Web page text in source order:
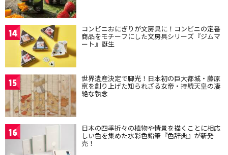
14 コンビニおにぎりが文房具に！コンビニの定番
商品をモチーフにした文房具シリーズ『ジムマ
ート』誕生
15 世界遺産決定で脚光！日本初の巨大都城・藤原
京を創り上げた知られざる女帝・持統天皇の凄
絶な執念
16 日本の四季折々の植物や情景を描くことに相応
しい色を集めた水彩色鉛筆『色辞典』が新発
売！